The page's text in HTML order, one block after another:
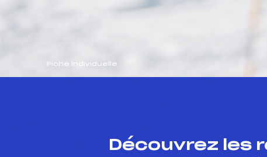
Fiche individuelle
Découvrez les